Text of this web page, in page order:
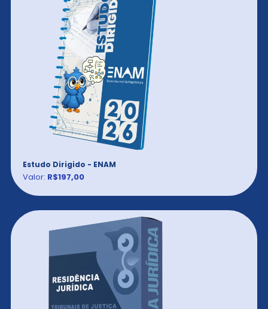
Estudo Dirigido - ENAM
Valor: R$197,00